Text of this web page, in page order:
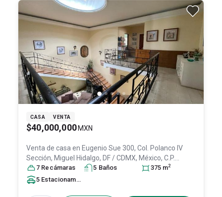
CASA VENTA
$40,000,000 MXN
Venta de casa en Eugenio Sue 300, Col. Polanco IV
Sección, Miguel Hidalgo, DF / CDMX, México, C.P.
11550, ID:30941509
7 Recámaras 5 Baños 375 m2
5 Estacionamiento